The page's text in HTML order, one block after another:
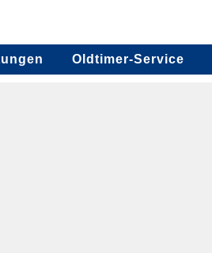
Oldtimer-Service